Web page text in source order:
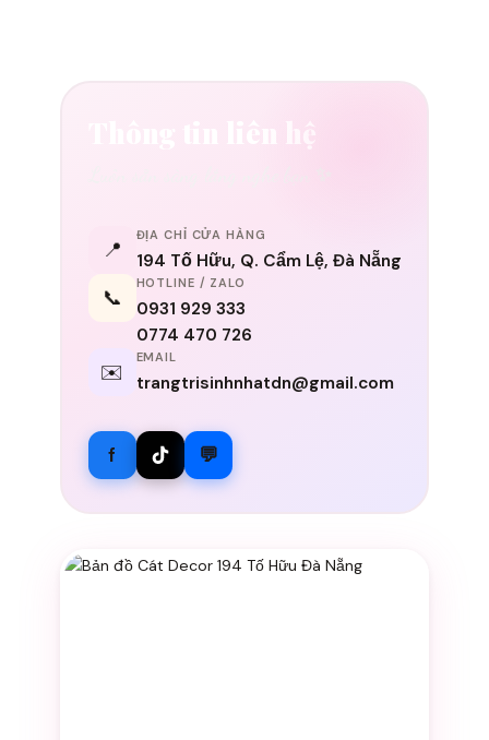
Thông tin liên hệ
📍
ĐỊA CHỈ CỬA HÀNG
194 Tố Hữu, Q. Cẩm Lệ, Đà Nẵng
📞
HOTLINE / ZALO
0931 929 333
0774 470 726
✉️
EMAIL
trangtrisinhnhatdn@gmail.com
f 💬